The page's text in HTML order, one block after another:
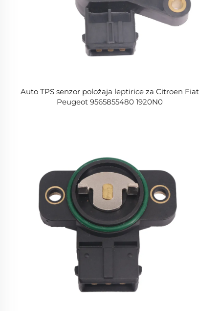
Auto TPS senzor položaja leptirice za Citroen Fiat
Peugeot 9565855480 1920N0